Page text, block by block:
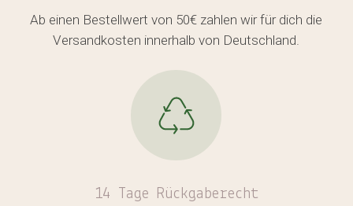
Ab einen Bestellwert von 50€ zahlen wir für dich die
Versandkosten innerhalb von Deutschland.
14 Tage Rückgaberecht